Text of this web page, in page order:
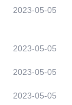
2023-05-05
2023-05-05
2023-05-05
2023-05-05